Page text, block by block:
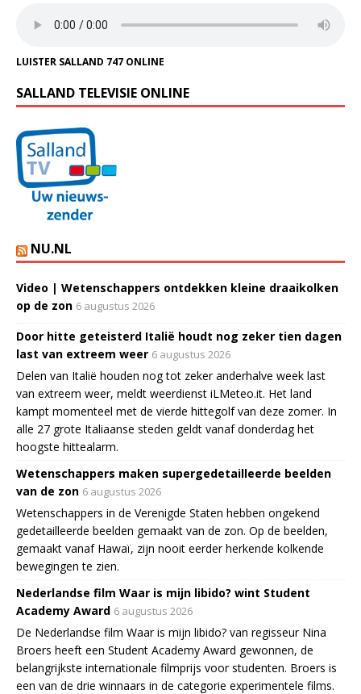
LUISTER SALLAND 747 ONLINE
SALLAND TELEVISIE ONLINE
NU.NL
Video | Wetenschappers ontdekken kleine draaikolken
op de zon 6 augustus 2026
Door hitte geteisterd Italië houdt nog zeker tien dagen
last van extreem weer 6 augustus 2026
Delen van Italië houden nog tot zeker anderhalve week last
van extreem weer, meldt weerdienst iLMeteo.it. Het land
kampt momenteel met de vierde hittegolf van deze zomer. In
alle 27 grote Italiaanse steden geldt vanaf donderdag het
hoogste hittealarm.
Wetenschappers maken supergedetailleerde beelden
van de zon 6 augustus 2026
Wetenschappers in de Verenigde Staten hebben ongekend
gedetailleerde beelden gemaakt van de zon. Op de beelden,
gemaakt vanaf Hawaï, zijn nooit eerder herkende kolkende
bewegingen te zien.
Nederlandse film Waar is mijn libido? wint Student
Academy Award 6 augustus 2026
De Nederlandse film Waar is mijn libido? van regisseur Nina
Broers heeft een Student Academy Award gewonnen, de
belangrijkste internationale filmprijs voor studenten. Broers is
een van de drie winnaars in de categorie experimentele films.